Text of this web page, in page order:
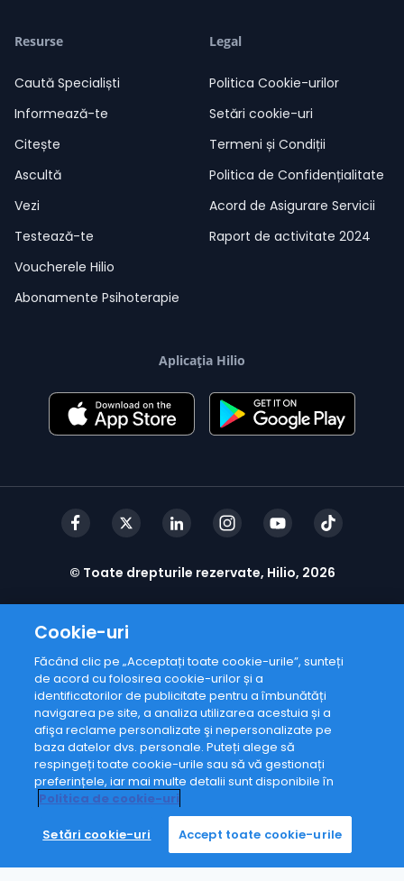
Resurse
Caută Specialiști
Informează-te
Citește
Ascultă
Vezi
Testează-te
Voucherele Hilio
Abonamente Psihoterapie
Legal
Politica Cookie-urilor
Setări cookie-uri
Termeni și Condiții
Politica de Confidențialitate
Acord de Asigurare Servicii
Raport de activitate 2024
Aplicația Hilio
© Toate drepturile rezervate, Hilio, 2026
Cookie-uri
Făcând clic pe „Acceptați toate cookie-urile”, sunteți
de acord cu folosirea cookie-urilor și a
identificatorilor de publicitate pentru a îmbunătăți
navigarea pe site, a analiza utilizarea acestuia și a
afişa reclame personalizate şi nepersonalizate pe
baza datelor dvs. personale. Puteți alege să
respingeți toate cookie-urile sau să vă gestionați
preferințele, iar mai multe detalii sunt disponibile în
Politica de cookie-uri
Setări cookie-uri Accept toate cookie-urile